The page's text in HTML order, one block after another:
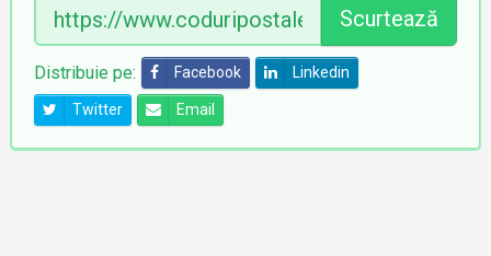
Scurtează
Distribuie pe: Facebook Linkedin
Twitter Email